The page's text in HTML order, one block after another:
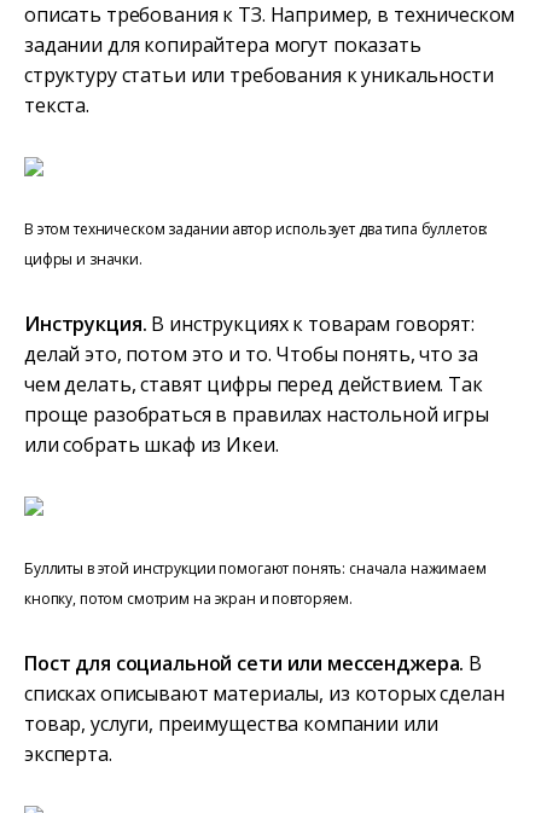
описать требования к ТЗ. Например, в техническом
задании для копирайтера могут показать
структуру статьи или требования к уникальности
текста.
В этом техническом задании автор использует два типа буллетов:
цифры и значки.
Инструкция. В инструкциях к товарам говорят:
делай это, потом это и то. Чтобы понять, что за
чем делать, ставят цифры перед действием. Так
проще разобраться в правилах настольной игры
или собрать шкаф из Икеи.
Буллиты в этой инструкции помогают понять: сначала нажимаем
кнопку, потом смотрим на экран и повторяем.
Пост для социальной сети или мессенджера. В
списках описывают материалы, из которых сделан
товар, услуги, преимущества компании или
эксперта.